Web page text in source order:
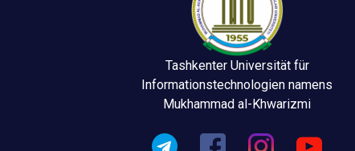
Tashkenter Universität für
Informationstechnologien namens
Mukhammad al-Khwarizmi